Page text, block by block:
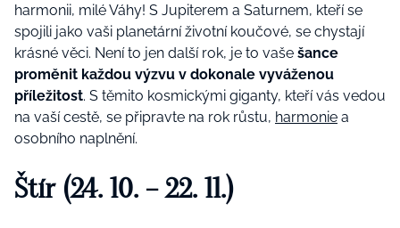
harmonii, milé Váhy! S Jupiterem a Saturnem, kteří se
spojili jako vaši planetární životní koučové, se chystají
krásné věci. Není to jen další rok, je to vaše šance
proměnit každou výzvu v dokonale vyváženou
příležitost. S těmito kosmickými giganty, kteří vás vedou
na vaší cestě, se připravte na rok růstu, harmonie a
osobního naplnění.
Štír (24. 10. – 22. 11.)